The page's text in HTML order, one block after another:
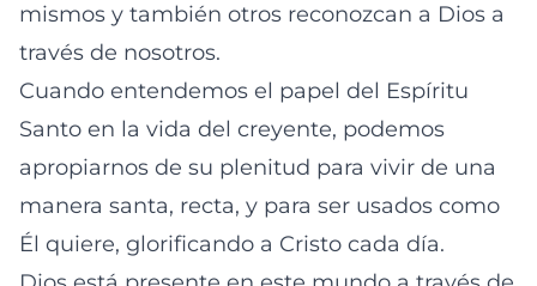
mismos y también otros reconozcan a Dios a
través de nosotros.
Cuando entendemos el papel del Espíritu
Santo en la vida del creyente, podemos
apropiarnos de su plenitud para vivir de una
manera santa, recta, y para ser usados como
Él quiere, glorificando a Cristo cada día.